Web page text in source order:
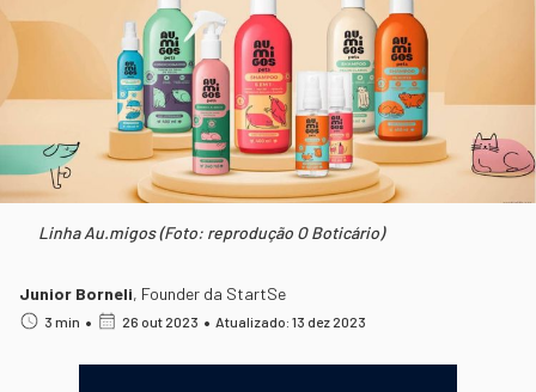
Linha Au.migos (Foto: reprodução O Boticário)
Junior Borneli, Founder da StartSe
3 min • 26 out 2023 • Atualizado: 13 dez 2023